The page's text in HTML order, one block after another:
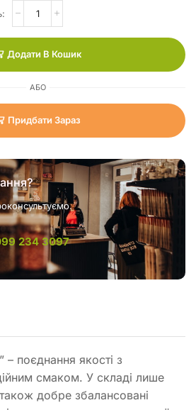
Додати В Кошик
АБО
Придбати Зараз
234 3097
поєднання якості з
смаком. У складі лише
добре збалансовані